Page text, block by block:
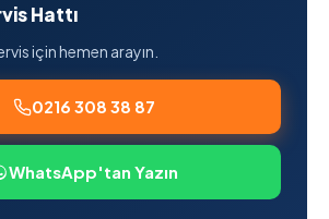
Hattı
için hemen arayın.
0216 308 38 87
WhatsApp'tan Yazın